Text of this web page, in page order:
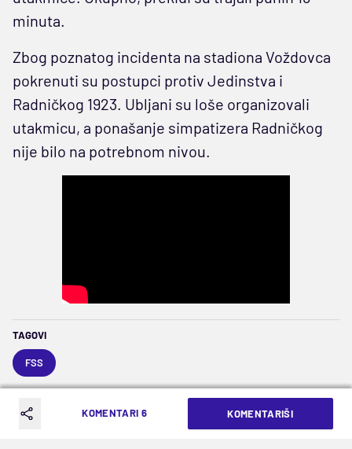
minuta.
Zbog poznatog incidenta na stadiona Voždovca
pokrenuti su postupci protiv Jedinstva i
Radničkog 1923. Ubljani su loše organizovali
utakmicu, a ponašanje simpatizera Radničkog
nije bilo na potrebnom nivou.
TAGOVI
FSS
Dodajte Mozzart Sport u vaš Google izbor
KOMENTARI 6 KOMENTARIŠI